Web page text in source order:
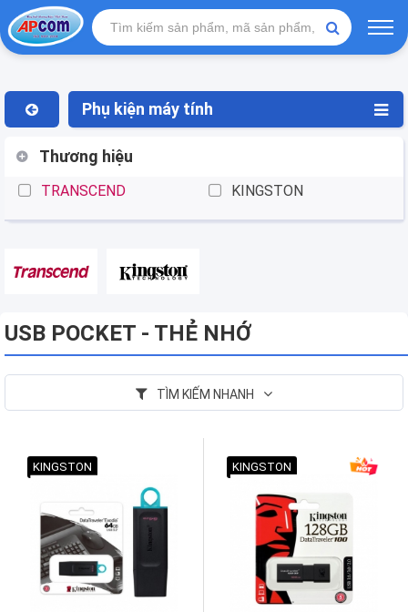
Phụ kiện máy tính
Thương hiệu
TRANSCEND KINGSTON
USB POCKET - THẺ NHỚ
TÌM KIẾM NHANH
KINGSTON KINGSTON